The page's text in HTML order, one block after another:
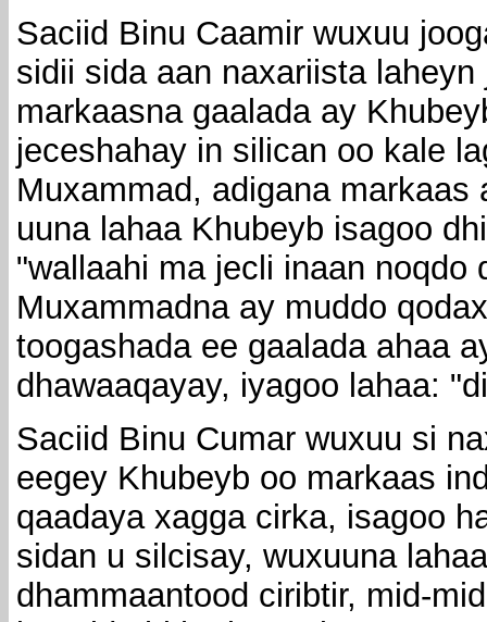
Saciid Binu Caamir wuxuu
sidii sida aan naxariista
markaasna gaalada ay
jeceshahay in silican oo kale
Muxammad, adigana markaas
uuna lahaa Khubeyb isagoo
"wallaahi ma jecli inaan noqdo
Muxammadna ay muddo
toogashada ee gaalada ahaa
dhawaaqayay, iyagoo lahaa:
Saciid Binu Cumar wuxuu si
eegey Khubeyb oo markaas
qaadaya xagga cirka, isagoo
sidan u silcisay, wuxuuna
dhammaantood ciribtir, mid-